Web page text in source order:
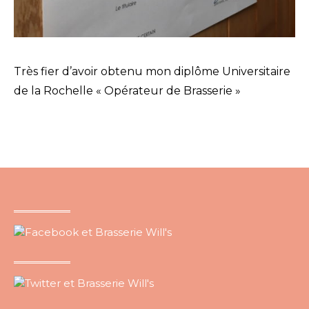
Très fier d’avoir obtenu mon diplôme Universitaire
de la Rochelle « Opérateur de Brasserie »